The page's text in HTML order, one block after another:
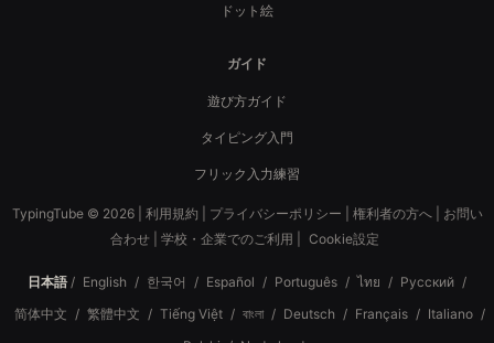
ドット絵
ガイド
遊び方ガイド
タイピング入門
フリック入力練習
TypingTube © 2026 | 利用規約 プライバシーポリシー 権利者の方へ| お問い
合わせ
学校・企業でのご利用 Cookie設定
日本語 / English / 한국어 / Español / Português / ไทย / Русский /
简体中文 / 繁體中文 / Tiếng Việt / বাংলা / Deutsch / Français / Italiano /